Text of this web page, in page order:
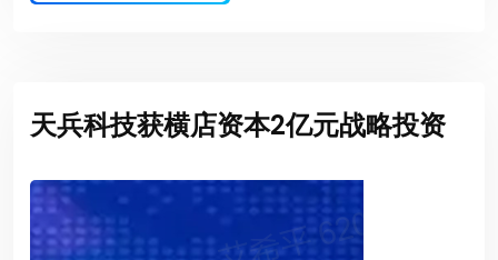
天兵科技获横店资本2亿元战略投资